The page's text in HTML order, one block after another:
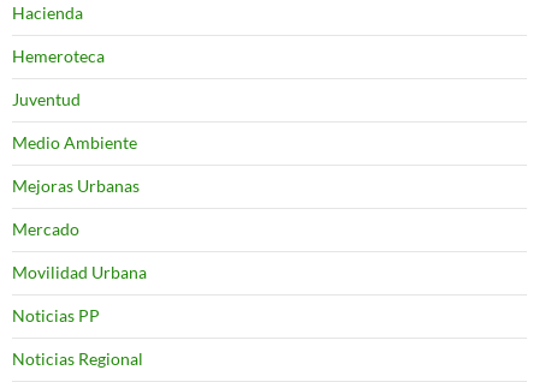
Hacienda
Hemeroteca
Juventud
Medio Ambiente
Mejoras Urbanas
Mercado
Movilidad Urbana
Noticias PP
Noticias Regional